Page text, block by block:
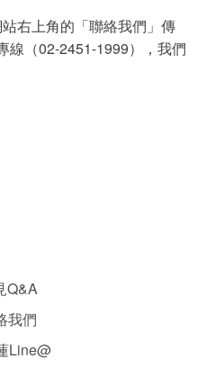
右上角的「聯絡我們」傳
線（02-2451-1999），我們
Q&A
我們
Line@